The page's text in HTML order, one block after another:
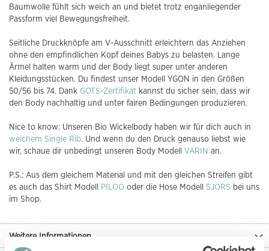
Baumwolle fühlt sich weich an und bietet trotz enganliegender
Passform viel Bewegungsfreiheit.
Seitliche Druckknöpfe am V-Ausschnitt erleichtern das Anziehen
ohne den empfindlichen Kopf deines Babys zu belasten. Lange
Ärmel halten warm und der Body liegt super unter anderen
Kleidungsstücken. Du findest unser Modell YGON in den Größen
50/56 bis 74. Dank GOTS-Zertifikat kannst du sicher sein, dass wir
den Body nachhaltig und unter fairen Bedingungen produzieren.
Nice to know: Unseren Bio Wickelbody haben wir für dich auch in
weichem Single Rib. Und wenn du den Druck genauso liebst wie
wir, schaue dir unbedingt unseren Body Modell VARIN an.
P.S.: Aus dem gleichem Material und mit den gleichen Streifen gibt
es auch das Shirt Modell
PILOO oder die Hose Modell SJORS bei uns
im Shop.
Weitere Informationen